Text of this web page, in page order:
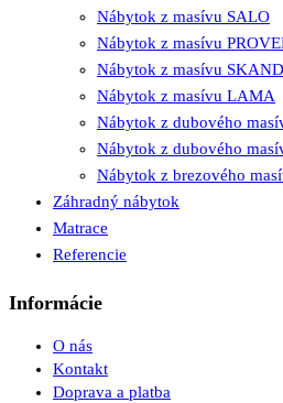
Nábytok z masívu SALO
Nábytok z masívu
Nábytok z masívu
Nábytok z masívu LAMA
Nábytok z dubového
Nábytok z dubového
Nábytok z brezového
Záhradný nábytok
Matrace
Referencie
Informácie
O nás
Kontakt
Doprava a platba